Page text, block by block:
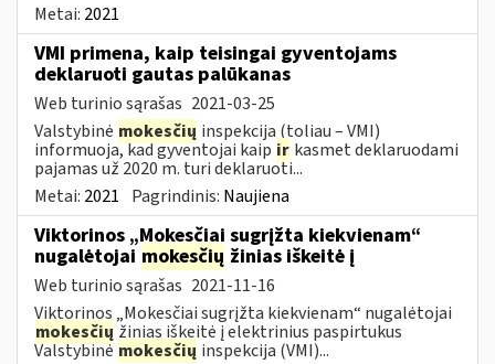
Metai: 2021
VMI primena, kaip teisingai gyventojams
deklaruoti gautas palūkanas
Web turinio sąrašas 2021-03-25
Valstybinė mokesčių inspekcija (toliau – VMI)
informuoja, kad gyventojai kaip ir kasmet deklaruodami
pajamas už 2020 m. turi deklaruoti...
Metai: 2021 Pagrindinis: Naujiena
Viktorinos „Mokesčiai sugrįžta kiekvienam“
nugalėtojai mokesčių žinias iškeitė į
Web turinio sąrašas 2021-11-16
Viktorinos „Mokesčiai sugrįžta kiekvienam“ nugalėtojai
mokesčių žinias iškeitė į elektrinius paspirtukus
Valstybinė mokesčių inspekcija (VMI)...